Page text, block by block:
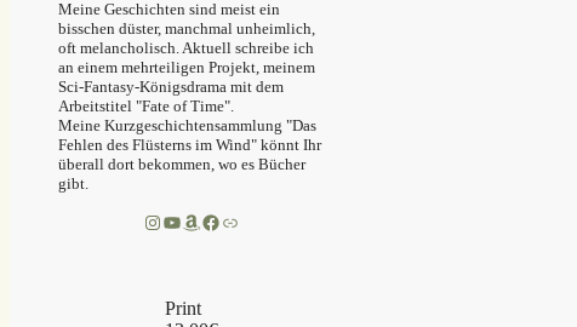
Meine Geschichten sind meist ein
bisschen düster, manchmal unheimlich,
oft melancholisch. Aktuell schreibe ich
an einem mehrteiligen Projekt, meinem
Sci-Fantasy-Königsdrama mit dem
Arbeitstitel "Fate of Time".
Meine Kurzgeschichtensammlung "Das
Fehlen des Flüsterns im Wind" könnt Ihr
überall dort bekommen, wo es Bücher
gibt.
Instagram
YouTube
Amazon
Facebook
Link
Print